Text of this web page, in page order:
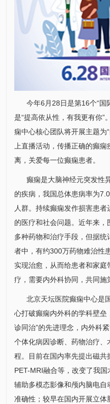
今年6月28日是第16个“国
是“提高依从性，有我更有你
痫中心核心团队将开展主题为
上直播活动，传播正确的癫
离，关爱每一位癫痫患者。
癫痫是大脑神经元突发性
的疾病，我国总体患病率为
人群。持续癫痫发作损害患
的医疗和社会问题。近年来
多种药物和治疗手段，但据
者中，有约300万药物难治性
实现治愈，从而给患者和家
疗，需要内外科协同，共同施
北京天坛医院癫痫中心是
心打破癫痫内外科的学科壁垒
诊同治”的先进理念，内外科
个体化病因诊断、药物治疗、
程。目前在国内率先提出磁
PET-MRI融合等，改变了我
辅助多模态影像和颅内脑电
准确性；较早在国内开展立体